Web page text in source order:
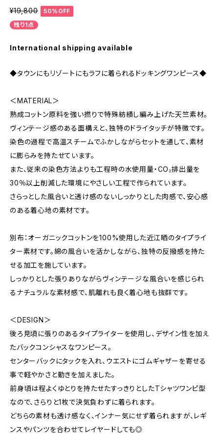
¥19,800
50%OFF
残り1点
International shipping available
◆タウンにもリゾートにもラフに着られるドッキングワンピース◆
＜MATERIAL＞
熟成コットン原料を強い撚りで特殊紡績し編み上げた天竺素材。
ヴィンテージ感のある面構えと、独特のドライタッチが特徴です。
染色の過程で高温スチームでふかしながらセットを通して、素材
に膨らみを持たせています。
また、従来の染色方法よりも工程時の水使用量・CO₂排出量を
30％以上削減した環境にやさしい工程で作られています。
さらっとした風合いと透け感のないしっかりとした肉感で、安心感
のある着心地の素材です。
別布：オーガニックコットンを100%使用した近江晒のタイプライ
ター素材です。綿の風合いを活かしながら、独特の反撥感を持た
せる加工を施しています。
しっかりとした張りありながらヴィンテージな風合いを感じられ
るナチュラルな素材感で、肌離れも良く着心地も抜群です。
＜DESIGN＞
後ろ見頃に張りのあるタイプライターを使用し、デザイン性を加え
たバックコンシャスなワンピース。
センターバックにタックを入れ、ウエストにゴムギャザーを寄せる
事で軽やかさと動きを加えました。
前身頃は程よくゆとりを持たせたすっきりとしたTシャツワンピ型
なので、さらりと1枚で決気負わずに着られます。
どちらの素材も透け感なく、インナー気にせず着られますが、レギ
ンスやパンツを合わせてレイヤードしても◎